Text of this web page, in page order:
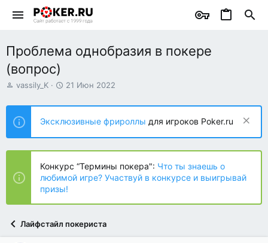
Проблема однобразия в покере
(вопрос)
А
т
о
р
т
е
ы
vassily_K
Д
т
н
а
ч
л
а
21 Июн 2022
Эксклюзивные фрироллы для игроков Poker.ru
Конкурс “Термины покера": Что ты знаешь о
любимой игре? Участвуй в конкурсе и выигрывай
призы!
Лайфстайл покериста